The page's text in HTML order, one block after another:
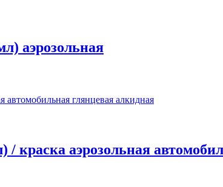
аэрозольная
/ краска аэрозольная